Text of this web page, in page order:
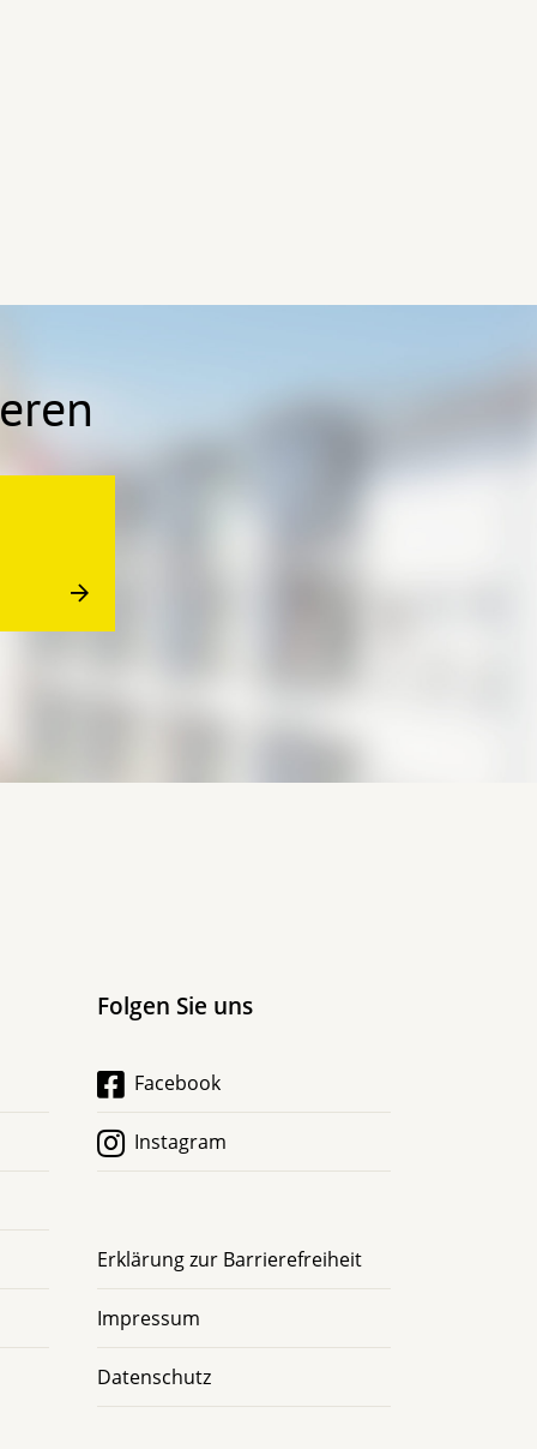
Folgen Sie uns
Facebook
Instagram
Erklärung zur Barrierefreiheit
Impressum
Datenschutz